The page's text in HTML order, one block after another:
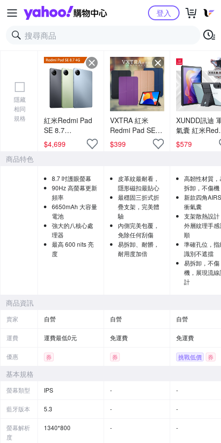
Yahoo購物中心登入
隱藏
相同
規格
紅米Redmi Pad
SE 8.7
(6G/128G) 4G
$4,699
VXTRA 紅米
Redmi Pad SE
8.7吋 經典皮紋三
折保護套 平板皮
$399
XUNDD訊迪
氣囊 紅米
Pad 2 11吋
支架殼 平板
$579
商品特色
8.7 吋護眼螢幕
90Hz 高螢幕更新
頻率
6650mAh 大容量
電池
強大的八核心處
理器
最高 600 nits 亮
度
皮革紋最耐看，
隱形磁扣最貼心
最穩固三折式折
疊支架，完美體
驗
內側完美包覆，
免除任何刮傷
易拆卸、耐髒，
耐用度加倍
高韌性材質，
拆卸，不傷機
新款四角
衝氣囊
支架散熱設計
外層紋理手感
順
準確孔位，指
識別不遮擋
易拆卸，不傷
機，展現流線
計
商品資訊
賣家 自營 自營 自營
運費 運費最低0元 免運費 免運費
優惠 券 券 挑戰低價 券
基本規格
螢幕類型 IPS - -
藍牙版本 5.3 - -
螢幕解析
度
1340*800 - -